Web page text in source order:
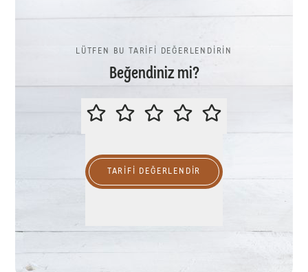
LÜTFEN BU TARİFİ DEĞERLENDİRİN
Beğendiniz mi?
LÜTFEN BU TARİFİ
TARIFI DEĞERLENDİR